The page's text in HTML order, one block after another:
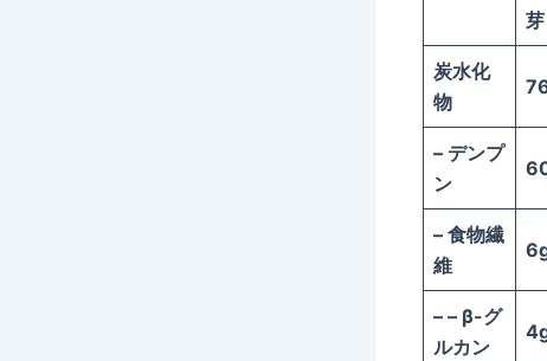
芽
炭水化
物
– デンプ
ン
– 食物繊
維
– – β-グ
ルカン